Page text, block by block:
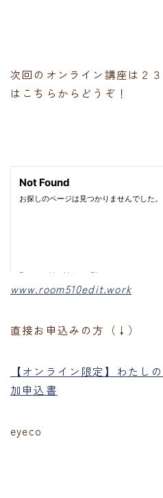
次回のオンライン講座は２
はこちらからどうぞ！
www.room510edit.work
直接お申込みの方（↓）
【オンライン限定】わたし
加申込書
eyeco